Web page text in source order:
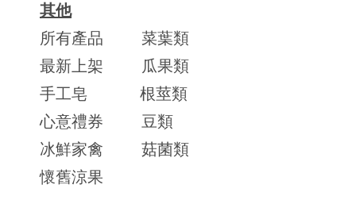
其他
所有產品
菜葉類
最新上架
瓜果類
手工皂
根莖類
心意禮券
豆類
冰鮮家禽
菇菌類
懷舊涼果